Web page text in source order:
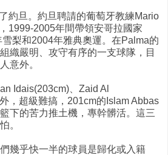
約旦。約旦聘請的葡萄牙教練Mario
1999-2005年間帶領安哥拉國家
梨和2004年雅典奧運。在Palma的
織嚴明、攻守有序的一支球隊，目
意外。
Idais(203cm)、Zaid Al
，超級難搞，201cm的Islam Abbas
下的苦力推土機，專幹髒活。這三
。
幾乎快一半的球員是歸化或入籍